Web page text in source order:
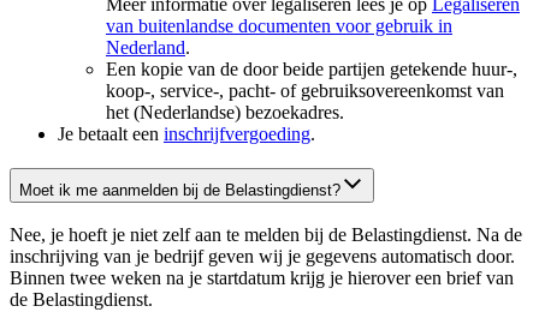
Meer informatie over legaliseren lees je op Legaliseren
van buitenlandse documenten voor gebruik in
Nederland.
Een kopie van de door beide partijen getekende huur-,
koop-, service-, pacht- of gebruiksovereenkomst van
het (Nederlandse) bezoekadres.
Je betaalt een inschrijfvergoeding.
Moet ik me aanmelden bij de Belastingdienst?
Nee, je hoeft je niet zelf aan te melden bij de Belastingdienst. Na de
inschrijving van je bedrijf geven wij je gegevens automatisch door.
Binnen twee weken na je startdatum krijg je hierover een brief van
de Belastingdienst.